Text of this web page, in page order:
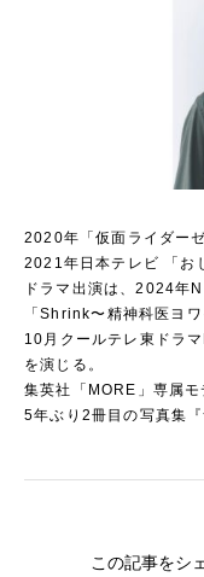
2020年「仮面ライダー
2021年日本テレビ 「お
ドラマ出演は、2024年
「Shrink〜精神科医ヨ
10月クールテレ東ドラ
を演じる。
集英社「MORE」専属モ
5年ぶり2冊目の写真集『
この記事をシ